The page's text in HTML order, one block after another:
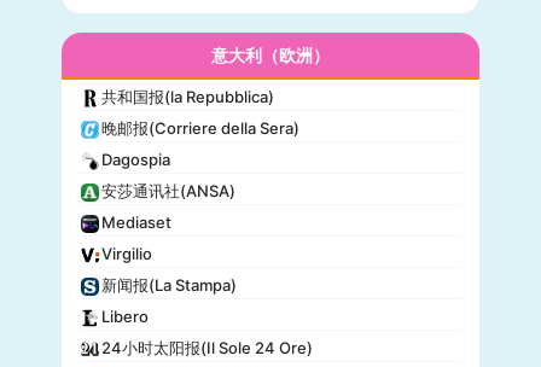
意大利（欧洲）
共和国报(la Repubblica)
晚邮报(Corriere della Sera)
Dagospia
安莎通讯社(ANSA)
Mediaset
Virgilio
新闻报(La Stampa)
Libero
24小时太阳报(Il Sole 24 Ore)